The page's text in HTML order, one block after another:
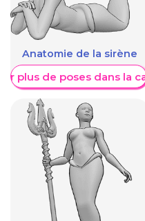
Anatomie de la sirène
plus de poses dans la